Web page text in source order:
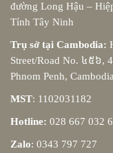
đường Long Hậu –
Tỉnh Tây Ninh
Trụ sở tại Cambodia:
Street/Road No. ៤៥៦,
Phnom Penh, Cambodia
MST: 1102031182
Hotline: 028 667 032
Zalo: 0343 797 727